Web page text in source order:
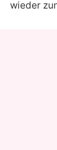
wieder